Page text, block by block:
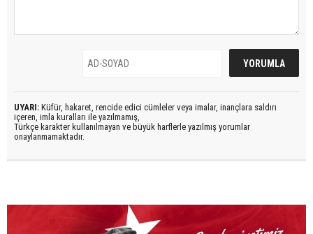
UYARI: Küfür, hakaret, rencide edici cümleler veya imalar, inançlara saldırı
içeren, imla kuralları ile yazılmamış,
Türkçe karakter kullanılmayan ve büyük harflerle yazılmış yorumlar
onaylanmamaktadır.